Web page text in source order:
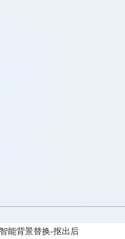
能背景替换-抠出后